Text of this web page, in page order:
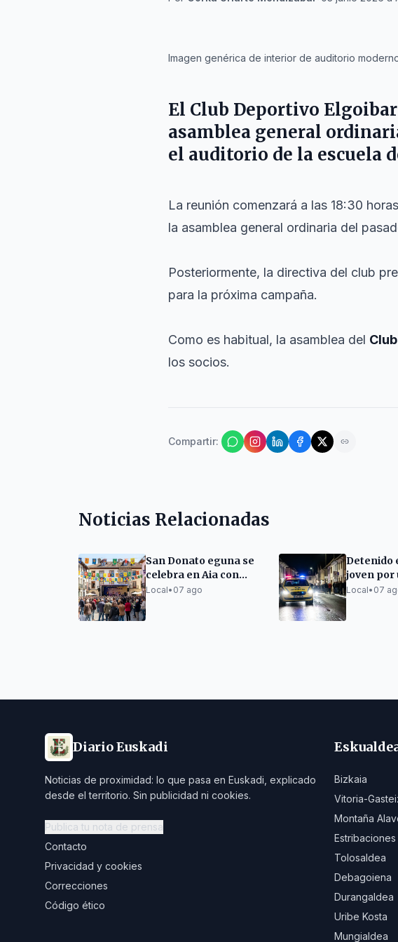
Imagen genérica de interior de auditorio
El Club Deportivo Elgoibar
asamblea general
el auditorio de la escuela
La reunión comenzará a las 18:30
la asamblea general ordinaria del
Posteriormente, la directiva del club
para la próxima campaña.
Como es habitual, la asamblea del
los socios.
Compartir:
Noticias Relacionadas
San Donato eguna se
celebra en Aia con
ambiente festivo
Local• 07 ago
Detenido
joven por
violencia
Local• 07
Diario Euskadi
Noticias de proximidad: lo que pasa en Euskadi, explicado
desde el territorio. Sin publicidad ni cookies.
Publica tu nota de prensa
Contacto
Privacidad y cookies
Correcciones
Código ético
Bizkaia
Vitoria-
Montaña
Tolosaldea
Debagoiena
Durangaldea
Uribe Kosta
Mungialdea